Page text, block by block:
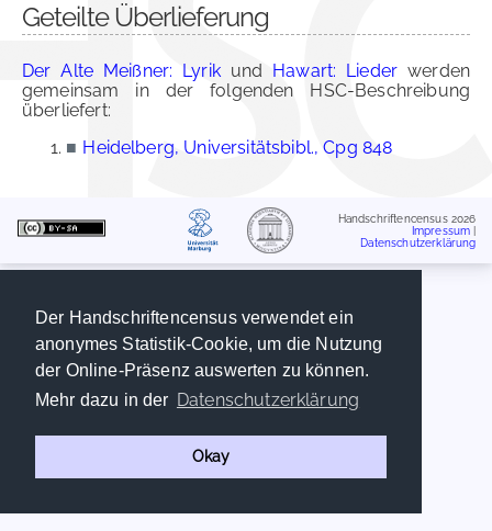
Der Handschriftencensus verwendet ein
anonymes Statistik-Cookie, um die Nutzung
der Online-Präsenz auswerten zu können.
Mehr dazu in der Datenschutzerklärung
Okay
Geteilte Überlieferung
Der Alte Meißner: Lyrikund Hawart: Lieder werden
gemeinsam in der folgenden HSC-Beschreibung
überliefert:
■ Heidelberg, Universitätsbibl., Cpg 848
Handschriftencensus 2026
Impressum
Datenschutzerklärung